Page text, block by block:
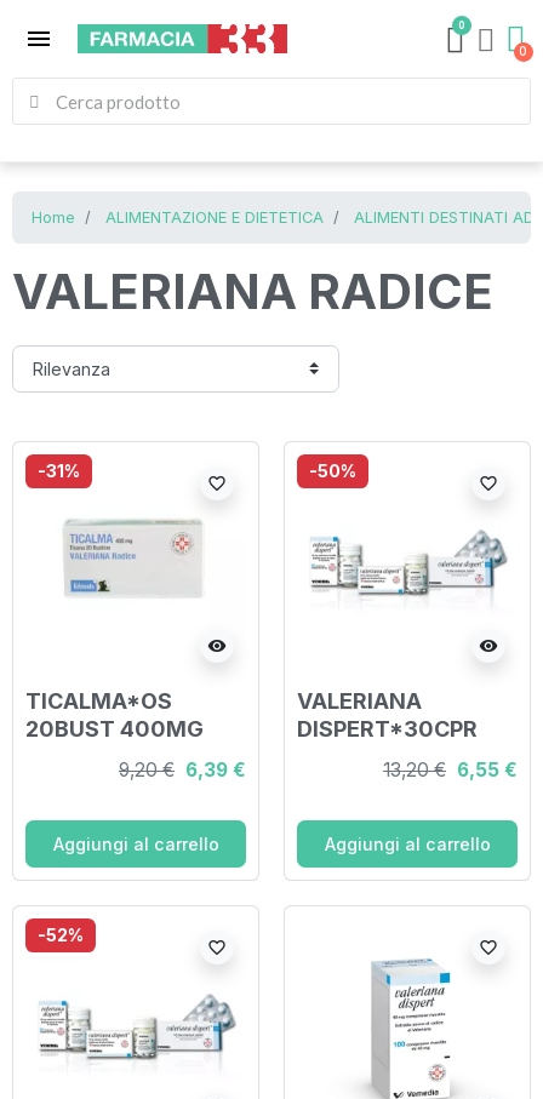
menu 0
Home ALIMENTAZIONE E DIETETICA ALIMENTI DESTINATI AD
VALERIANA RADICE
-31%
visibility
favorite_border
TICALMA*OS
20BUST 400MG
9,20 € 6,39 €
Aggiungi al carrello
-50%
visibility
favorite_border
VALERIANA
DISPERT*30CPR
13,20 € 6,55 €
Aggiungi al carrello
-52%
favorite_border favorite_border